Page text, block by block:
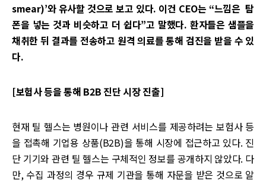
smear)’와 유사할 것으로 보고 있다. 이건 CEO는 “느낌은 탐
폰을 넣는 것과 비슷하고 더 쉽다”고 말했다. 환자들은 샘플을
채취한 뒤 결과를 전송하고 원격 의료를 통해 검진을 받을 수 있
다.
[보험사 등을 통해 B2B 진단 시장 진출]
현재 틸 헬스는 병원이나 관련 서비스를 제공하려는 보험사 등
을 접촉해 기업용 상품(B2B)을 통해 시장에 접근하고 있다. 진
단 기기와 관련 틸 헬스는 구체적인 정보를 공개하지 않았다. 다
만, 수집 과정의 경우 규제 기관을 통해 자문을 받은 것으로 알